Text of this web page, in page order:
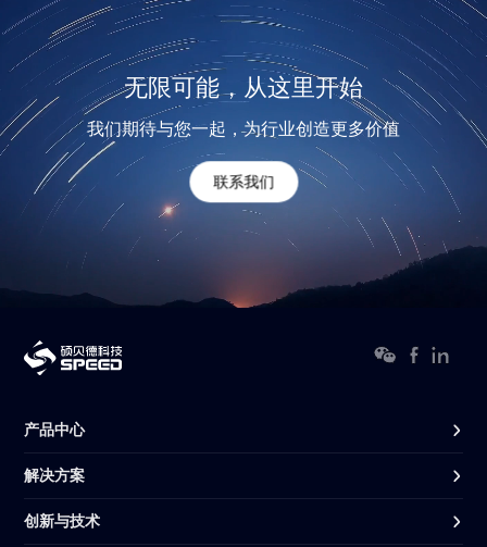
无限可能，从这里开始
我们期待与您一起，为行业创造更多价值
联系我们
产品中心
解决方案
创新与技术